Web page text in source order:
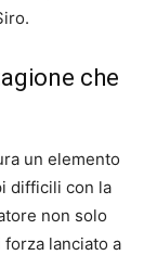
che
un elemento
difficili con la
non solo
lanciato a